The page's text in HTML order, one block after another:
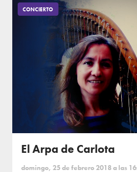
CONCIERTO
El Arpa de Carlota
domingo, 25 de febrero 2018 a las